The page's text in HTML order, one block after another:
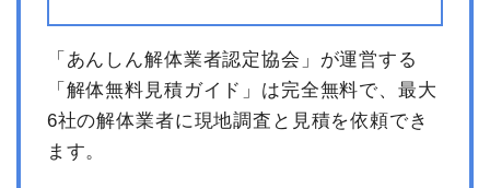
「あんしん解体業者認定協会」が運営する
「解体無料見積ガイド」は完全無料で、最大
6社の解体業者に現地調査と見積を依頼でき
ます。